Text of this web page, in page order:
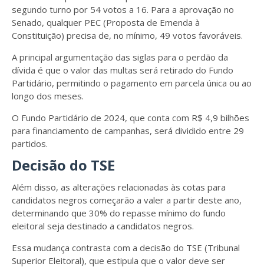
segundo turno por 54 votos a 16. Para a aprovação no
Senado, qualquer PEC (Proposta de Emenda à
Constituição) precisa de, no mínimo, 49 votos favoráveis.
A principal argumentação das siglas para o perdão da
dívida é que o valor das multas será retirado do Fundo
Partidário, permitindo o pagamento em parcela única ou ao
longo dos meses.
O Fundo Partidário de 2024, que conta com R$ 4,9 bilhões
para financiamento de campanhas, será dividido entre 29
partidos.
Decisão do TSE
Além disso, as alterações relacionadas às cotas para
candidatos negros começarão a valer a partir deste ano,
determinando que 30% do repasse mínimo do fundo
eleitoral seja destinado a candidatos negros.
Essa mudança contrasta com a decisão do TSE (Tribunal
Superior Eleitoral), que estipula que o valor deve ser